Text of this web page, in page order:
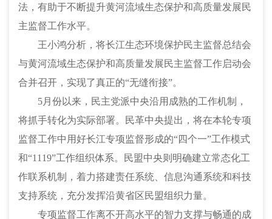
法，有助于不断提升黄河流域生态保护和高质量发展民
主监督工作水平。
王小鸿分析，将长江生态环境保护民主监督总结会
与黄河流域生态保护和高质量发展民主监督工作启动会
合并召开，实现了真正的“无缝衔接”。
5月份以来，民主党派中央沿用成熟的工作机制，
将抓手转化为实际部署。民革中央提出，将在本轮专项
监督工作中用好长江专项监督形成的“四个一”工作模式
和“1119”工作组织体系。民盟中央则明确建立常态化工
作联系机制，着力搭建责任系统、信息沟通系统和科技
支持系统，充分发挥沿黄省区民盟组织力量。
专项监督工作离不开高水平的智力支撑与畅通的成